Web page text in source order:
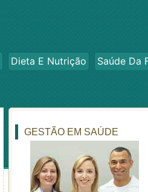
Dieta E Nutrição
Saúde Da
GESTÃO EM SAÚDE